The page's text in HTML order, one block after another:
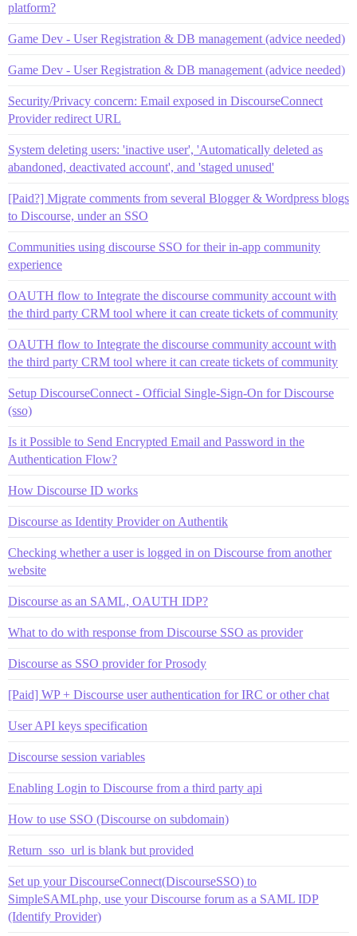
platform?
Game Dev - User Registration & DB management (advice needed)
Game Dev - User Registration & DB management (advice needed)
Security/Privacy concern: Email exposed in DiscourseConnect
Provider redirect URL
System deleting users: 'inactive user', 'Automatically deleted as
abandoned, deactivated account', and 'staged unused'
[Paid?] Migrate comments from several Blogger & Wordpress blogs
to Discourse, under an SSO
Communities using discourse SSO for their in-app community
experience
OAUTH flow to Integrate the discourse community account with
the third party CRM tool where it can create tickets of community
OAUTH flow to Integrate the discourse community account with
the third party CRM tool where it can create tickets of community
Setup DiscourseConnect - Official Single-Sign-On for Discourse
(sso)
Is it Possible to Send Encrypted Email and Password in the
Authentication Flow?
How Discourse ID works
Discourse as Identity Provider on Authentik
Checking whether a user is logged in on Discourse from another
website
Discourse as an SAML, OAUTH IDP?
What to do with response from Discourse SSO as provider
Discourse as SSO provider for Prosody
[Paid] WP + Discourse user authentication for IRC or other chat
User API keys specification
Discourse session variables
Enabling Login to Discourse from a third party api
How to use SSO (Discourse on subdomain)
Return_sso_url is blank but provided
Set up your DiscourseConnect(DiscourseSSO) to
SimpleSAMLphp, use your Discourse forum as a SAML IDP
(Identify Provider)